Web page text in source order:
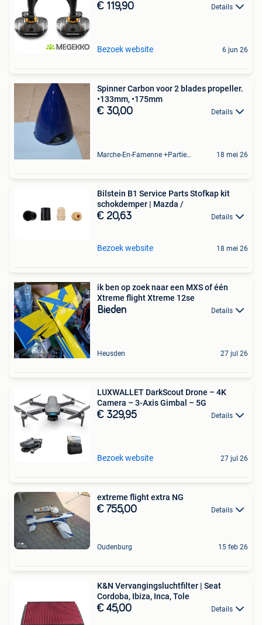
€ 119,90 Details
Bezoek website 6 jun 26
Spinner Carbon voor 2 blades propeller.
•133mm, •175mm
€ 30,00 Details
Marche-En-Famenne +Partie De Baillonville Et Noiseux 18 mei 26
Bilstein B1 Service Parts Stofkap kit
schokdemper | Mazda /
€ 20,63 Details
Bezoek website 18 mei 26
ik ben op zoek naar een MXS of één
Xtreme flight Xtreme 12se
Bieden Details
Heusden 27 jul 26
LUXWALLET DarkScout Drone – 4K
Camera – 3-Axis Gimbal – 5G
€ 329,95 Details
Bezoek website 27 jul 26
extreme flight extra NG
€ 755,00 Details
Oudenburg 15 feb 26
K&N Vervangingsluchtfilter | Seat
Cordoba, Ibiza, Inca, Tole
€ 45,00 Details